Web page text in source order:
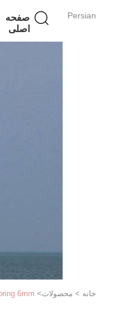
Persian
صفحه
اصلی
خانه > محصولات>
6mm